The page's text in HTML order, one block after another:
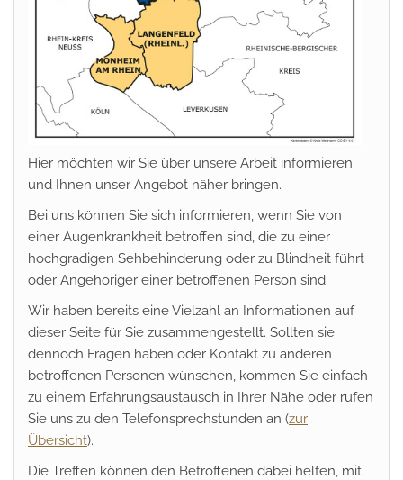
Hier möchten wir Sie über unsere Arbeit informieren
und Ihnen unser Angebot näher bringen.
Bei uns können Sie sich informieren, wenn Sie von
einer Augenkrankheit betroffen sind, die zu einer
hochgradigen Sehbehinderung oder zu Blindheit führt
oder Angehöriger einer betroffenen Person sind.
Wir haben bereits eine Vielzahl an Informationen auf
dieser Seite für Sie zusammengestellt. Sollten sie
dennoch Fragen haben oder Kontakt zu anderen
betroffenen Personen wünschen, kommen Sie einfach
zu einem Erfahrungsaustausch in Ihrer Nähe oder rufen
Sie uns zu den Telefonsprechstunden an (zur
Übersicht).
Die Treffen können den Betroffenen dabei helfen, mit